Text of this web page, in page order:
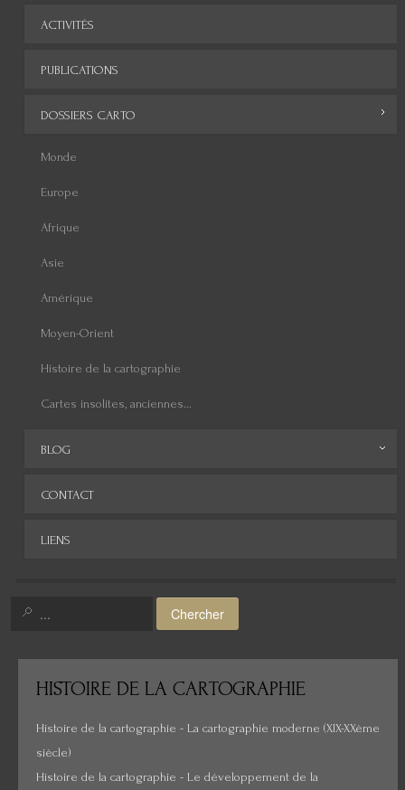
ACTIVITÉS
PUBLICATIONS
DOSSIERS CARTO
Monde
Europe
Afrique
Asie
Amérique
Moyen-Orient
Histoire de la cartographie
Cartes insolites, anciennes...
BLOG
Archives
CONTACT
LIENS
Chercher
HISTOIRE DE LA CARTOGRAPHIE
Histoire de la cartographie - La cartographie moderne (XIX-XXème
siècle)
Histoire de la cartographie - Le développement de la